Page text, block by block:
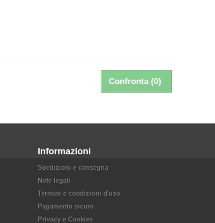
Confronta (0)
Informazioni
Spedizioni e consegna
Note legali
Termini e condizioni d'uso
Pagamento sicuro
Privacy e Cookies